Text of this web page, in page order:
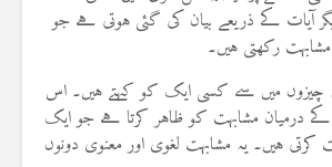
آیات کے ذریعے بیان کی گئی ہوتی ہے جو
رکھتی ہیں۔
چیزوں میں سے کسی ایک کو کہتے ہیں۔ اس
کے درمیان مشابہت کو ظاہر کرتا ہے جو ایک
ہیں۔ یہ مشابہت لغوی اور معنوی دونوں